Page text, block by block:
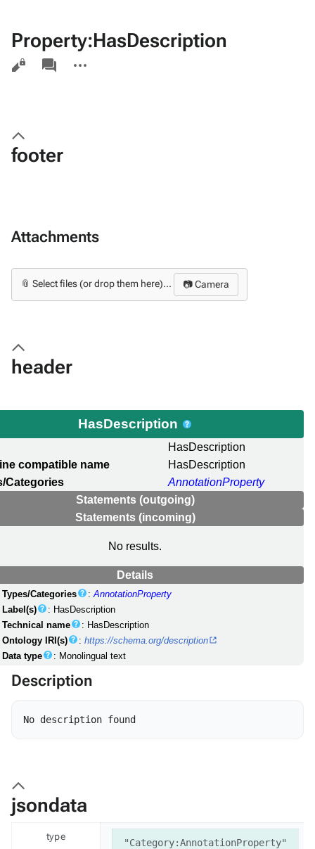
Property:HasDescription
Views
associated-
pages
actions
footer
Attachments
📎 Select files (or drop them here)... 📷 Camera
header
HasDescription
HasDescription
compatible name
HasDescription
Categories
AnnotationProperty
Statements (outgoing)
Statements (incoming)
No results.
Details
Types/Categories :AnnotationProperty
Label(s)
: HasDescription
Technical name
: HasDescription
Ontology IRI(s)
:https://schema.org/description
Data type
: Monolingual text
Description
jsondata
type
"Category:AnnotationProperty"